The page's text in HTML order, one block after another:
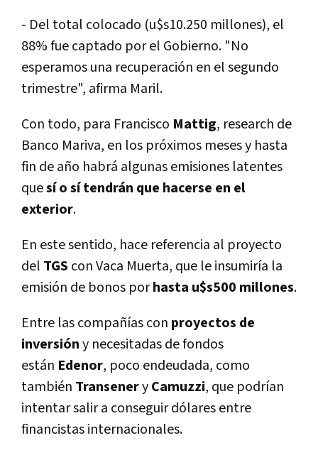
- Del total colocado (u$s10.250 millones), el
88% fue captado por el Gobierno. "No
esperamos una recuperación en el segundo
trimestre", afirma Maril.
Con todo, para Francisco Mattig, research de
Banco Mariva, en los próximos meses y hasta
fin de año habrá algunas emisiones latentes
quesí­ o sí­ tendrán que hacerse en el
exterior.
En este sentido, hace referencia al proyecto
del TGS con Vaca Muerta, que le insumirí­a la
emisión de bonos porhasta u$s500 millones.
Entre las compañí­as con proyectos de
inversióny necesitadas de fondos
están Edenor, poco endeudada, como
también TranseneryCamuzzi, que podrí­an
intentar salir a conseguir dólares entre
financistas internacionales.